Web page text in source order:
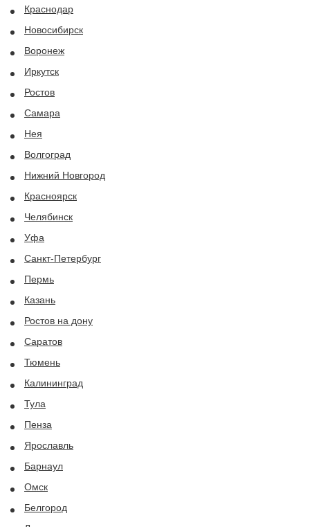
Краснодар
Новосибирск
Воронеж
Иркутск
Ростов
Самара
Нея
Волгоград
Нижний Новгород
Красноярск
Челябинск
Уфа
Санкт-Петербург
Пермь
Казань
Ростов на дону
Саратов
Тюмень
Калининград
Тула
Пенза
Ярославль
Барнаул
Омск
Белгород